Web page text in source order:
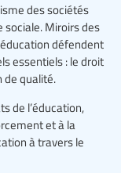
des sociétés
sociale. Miroirs des
défendent
essentiels : le droit
de qualité.
de l’éducation,
et à la
à travers le